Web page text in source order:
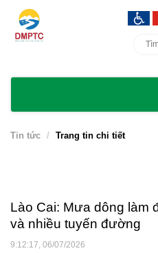
Tin tức Trang tin chi tiết
Lào Cai: Mưa dông làm
và nhiều tuyến đường
9:12:17, 06/07/2026